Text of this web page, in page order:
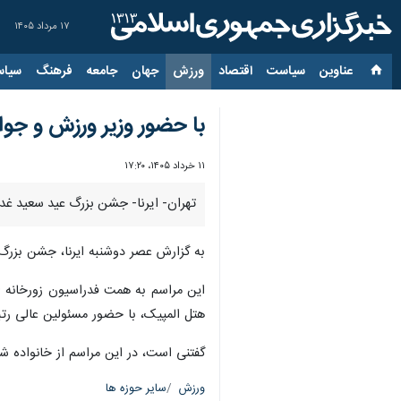
۱۷ مرداد ۱۴۰۵
عناوین‌ سیاست اقتصاد ورزش جهان جامعه فرهنگ
با حضور وزیر ورزش و
۱۱ خرداد ۱۴۰۵، ۱۷:۲۰